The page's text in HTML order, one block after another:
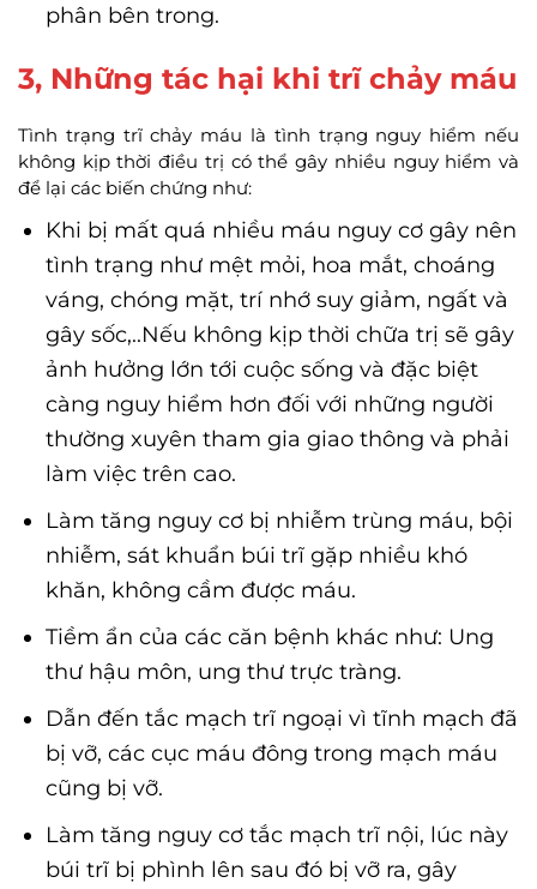
phân bên trong.
3, Những tác hại khi trĩ chảy máu
Tình trạng trĩ chảy máu là tình trạng nguy hiểm nếu
không kịp thời điều trị có thể gây nhiều nguy hiểm và
để lại các biến chứng như:
Khi bị mất quá nhiều máu nguy cơ gây nên
tình trạng như mệt mỏi, hoa mắt, choáng
váng, chóng mặt, trí nhớ suy giảm, ngất và
gây sốc,..Nếu không kịp thời chữa trị sẽ gây
ảnh hưởng lớn tới cuộc sống và đặc biệt
càng nguy hiểm hơn đối với những người
thường xuyên tham gia giao thông và phải
làm việc trên cao.
Làm tăng nguy cơ bị nhiễm trùng máu, bội
nhiễm, sát khuẩn búi trĩ gặp nhiều khó
khăn, không cầm được máu.
Tiềm ẩn của các căn bệnh khác như: Ung
thư hậu môn, ung thư trực tràng.
Dẫn đến tắc mạch trĩ ngoại vì tĩnh mạch đã
bị vỡ, các cục máu đông trong mạch máu
cũng bị vỡ.
Làm tăng nguy cơ tắc mạch trĩ nội, lúc này
búi trĩ bị phình lên sau đó bị vỡ ra, gây